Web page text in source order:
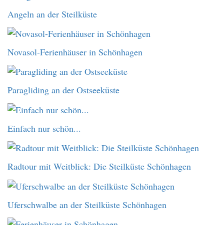
Angeln an der Steilküste
Novasol-Ferienhäuser in Schönhagen
Paragliding an der Ostseeküste
Einfach nur schön...
Radtour mit Weitblick: Die Steilküste Schönhagen
Uferschwalbe an der Steilküste Schönhagen